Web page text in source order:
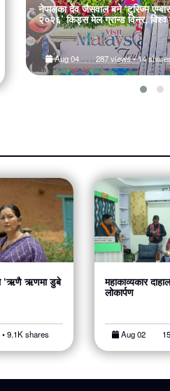
नेपालका देव जैसवाल बने ‘टुरिज्म
२०२६’ किड्स मेल ग्रान्ड विनर, विश्व
Aug 04 287 views • 14
‘ऋणै ऋणमा डुबे
9.1K shares
महाकाव्यकार
लोकार्पण
Aug 02